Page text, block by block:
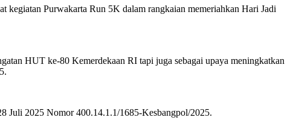
kegiatan Purwakarta Run 5K dalam rangkaian memeriahkan Hari Jadi
HUT ke-80 Kemerdekaan RI tapi juga sebagai upaya meningkatkan
Juli 2025 Nomor 400.14.1.1/1685-Kesbangpol/2025.